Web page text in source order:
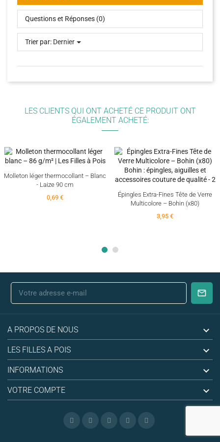
Questions et Réponses (0)
Trier par: Dernier
LES CLIENTS QUI ONT ACHETÉ CE PRODUIT ONT
ÉGALEMENT ACHETÉ:
Molleton léger thermocollant – Blanc
- Laize 90 cm
0,69 €
Épingles Extra-Fines Tête de Verre
Multicolore – Bohin (x80)
3,95 €
A PROPOS DE NOUS 
LES FILLES A POIS 
INFORMATIONS 
VOTRE COMPTE 